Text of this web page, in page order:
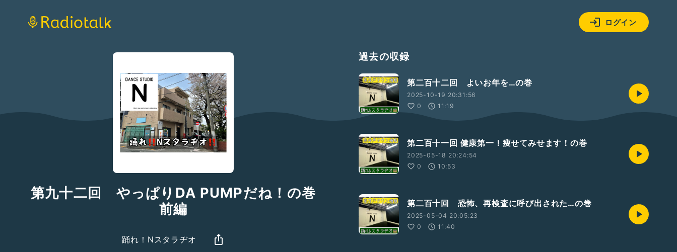
ログイン
第九十二回 やっぱりDA PUMPだね！の巻
前編
踊れ！Nスタラヂオ
過去の収録
第二百十二回 よいお年を…の巻
2025-10-19 20:31:56
0
11:19
第二百十一回 健康第一！痩せてみせます！の巻
2025-05-18 20:24:54
0
10:53
第二百十回 恐怖、再検査に呼び出された…の巻
2025-05-04 20:05:23
0
11:40